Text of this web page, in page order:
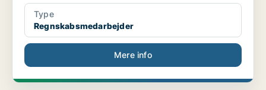
Type
Regnskabsmedarbejder
Mere info